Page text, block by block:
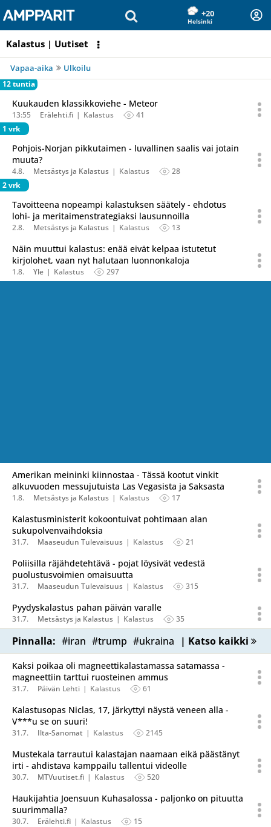
+20
Helsinki
Kalastus | Uutiset
Vapaa-aika Ulkoilu
12 tuntia
Kuukauden klassikkoviehe - Meteor
13:55 Erälehti.fi Kalastus
41
1 vrk
Pohjois-Norjan pikkutaimen - luvallinen saalis vai jotain
muuta?
4.8. Metsästys ja Kalastus Kalastus
28
2 vrk
Tavoitteena nopeampi kalastuksen säätely - ehdotus
lohi- ja meritaimenstrategiaksi lausunnoilla
2.8. Metsästys ja Kalastus Kalastus 13
Näin muuttui kalastus: enää eivät kelpaa istutetut
kirjolohet, vaan nyt halutaan luonnonkaloja
1.8. Yle Kalastus 297
Amerikan meininki kiinnostaa - Tässä kootut vinkit
alkuvuoden messujutuista Las Vegasista ja Saksasta
1.8. Metsästys ja Kalastus Kalastus 17
Kalastusministerit kokoontuivat pohtimaan alan
sukupolvenvaihdoksia
31.7. Maaseudun Tulevaisuus Kalastus 21
Poliisilla räjähdetehtävä - pojat löysivät vedestä
puolustusvoimien omaisuutta
31.7. Maaseudun Tulevaisuus Kalastus 315
Pyydyskalastus pahan päivän varalle
31.7. Metsästys ja Kalastus Kalastus 35
Pinnalla: #iran #trump #ukraina | Katso kaikki
Kaksi poikaa oli magneettikalastamassa satamassa -
magneettiin tarttui ruosteinen ammus
31.7. Päivän Lehti Kalastus 61
Kalastusopas Niclas, 17, järkyttyi näystä veneen alla -
V***u se on suuri!
31.7. Ilta-Sanomat Kalastus 2145
Mustekala tarrautui kalastajan naamaan eikä päästänyt
irti - ahdistava kamppailu tallentui videolle
30.7. MTVuutiset.fi Kalastus 520
Haukijahtia Joensuun Kuhasalossa - paljonko on pituutta
suurimmalla?
30.7. Erälehti.fi Kalastus 15